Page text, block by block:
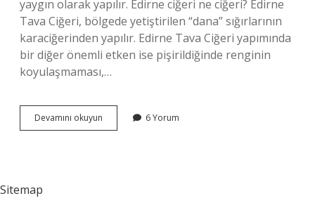
yaygın olarak yapılır. Edirne ciğeri ne ciğeri? Edirne
Tava Ciğeri, bölgede yetiştirilen “dana” sığırlarının
karaciğerinden yapılır. Edirne Tava Ciğeri yapımında
bir diğer önemli etken ise pişirildiğinde renginin
koyulaşmaması,…
Devamını okuyun
Ciğer
6 Yorum
Sitemap